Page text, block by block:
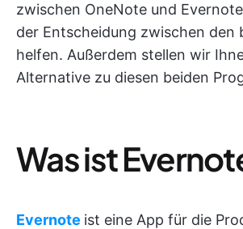
zwischen OneNote und
der Entscheidung zwischen den
helfen. Außerdem stellen wir
Alternative zu diesen beiden
Was ist
Evernote ist eine App für die